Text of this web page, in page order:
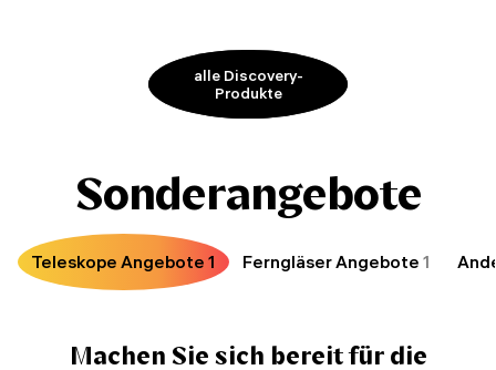
alle Discovery-
Produkte
Sonderangebote
Teleskope Angebote 1 Ferngläser Angebote 1
Machen Sie sich bereit für die